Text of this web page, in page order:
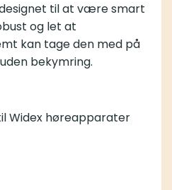
til at være smart
og let at
kan tage den med på
bekymring.
Widex høreapparater